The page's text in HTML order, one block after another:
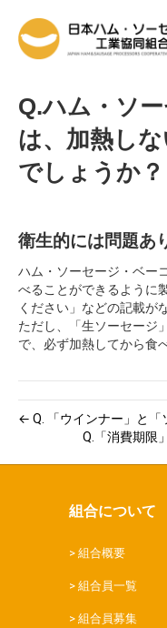
Q.ハム・ソ
は、加熱し
でしょうか？
衛生的には問題あ
ハム・ソーセージ・ベー
べることができるように
ください」などの記載が
ただし、「生ソーセージ
で、必ず加熱してから食
← Q. 「ウインナー」と「
Q.「消費期限
組合について
組合概要
組合員一覧
組合員募集